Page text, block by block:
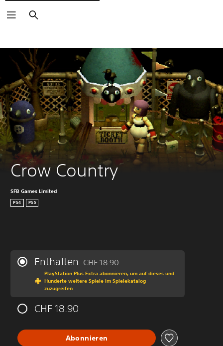
Suchen
Crow Country
SFB Games Limited
PS4 PS5
Enthalten Preisnachlass gegenüber dem
CHF 18.90
PlayStation Plus Extra abonnieren, um auf dieses und
Hunderte weitere Spiele im Spielekatalog
zuzugreifen
CHF 18.90
Abonnieren